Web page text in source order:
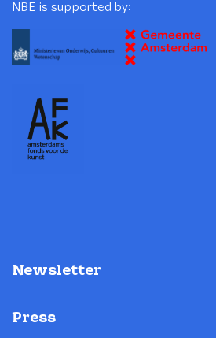
NBE is supported by:
Newsletter
Press